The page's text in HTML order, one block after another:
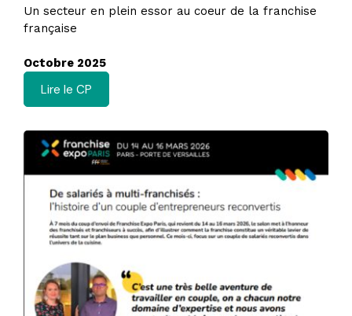
Un secteur en plein essor au coeur de la franchise
française
Octobre 2025
Lire le CP